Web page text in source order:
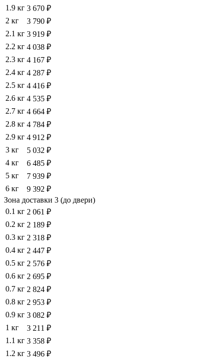
1.9 кг 3 670 ₽
2 кг
3 790 ₽
2.1 кг 3 919 ₽
2.2 кг 4 038 ₽
2.3 кг 4 167 ₽
2.4 кг 4 287 ₽
2.5 кг 4 416 ₽
2.6 кг 4 535 ₽
2.7 кг 4 664 ₽
2.8 кг 4 784 ₽
2.9 кг 4 912 ₽
3 кг
5 032 ₽
4 кг
6 485 ₽
5 кг
7 939 ₽
6 кг
9 392 ₽
Зона доставки 3 (до двери)
0.1 кг 2 061 ₽
0.2 кг 2 189 ₽
0.3 кг 2 318 ₽
0.4 кг 2 447 ₽
0.5 кг 2 576 ₽
0.6 кг 2 695 ₽
0.7 кг 2 824 ₽
0.8 кг 2 953 ₽
0.9 кг 3 082 ₽
1 кг
3 211 ₽
1.1 кг 3 358 ₽
1.2 кг 3 496 ₽